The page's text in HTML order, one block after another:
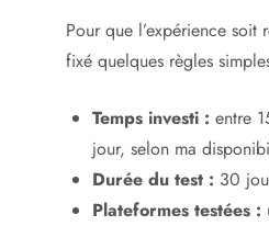
Pour que l’expérience soit
fixé quelques règles
Temps investi : entre
jour, selon ma
Durée du test : 30
Plateformes testées :